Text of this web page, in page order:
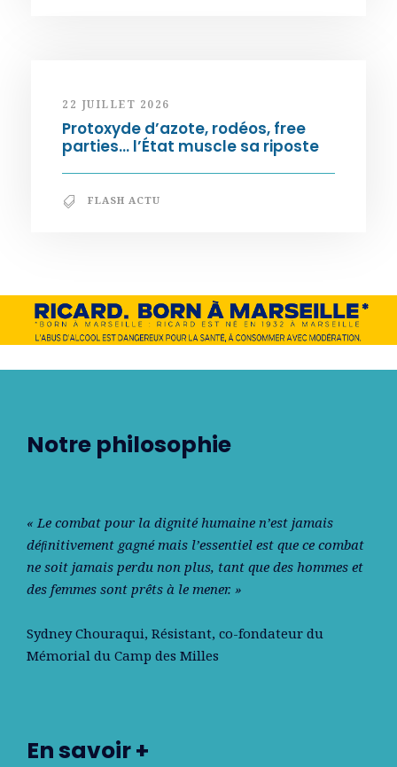
22 JUILLET 2026
Protoxyde d’azote, rodéos, free
parties… l’État muscle sa riposte
FLASH ACTU
Notre philosophie
« Le combat pour la dignité humaine n’est jamais
déﬁnitivement gagné mais l’essentiel est que ce combat
ne soit jamais perdu non plus, tant que des hommes et
des femmes sont prêts à le mener. »
Sydney Chouraqui, Résistant, co-fondateur du
Mémorial du Camp des Milles
En savoir +